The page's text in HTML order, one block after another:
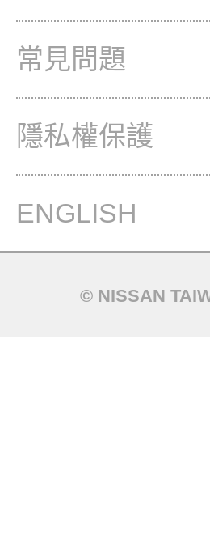
常見問題
隱私權保護
ENGLISH
© NISSAN